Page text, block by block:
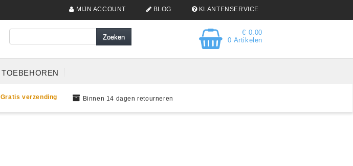
MIJN ACCOUNT BLOG KLANTENSERVICE
€ 0.00
0 Artikelen
TOEBEHOREN
Gratis verzending Binnen 14 dagen retourneren